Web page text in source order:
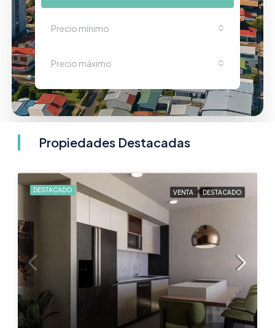
Precio mínimo
Precio máximo
Propiedades Destacadas
DESTACADO VENTA DESTACADO